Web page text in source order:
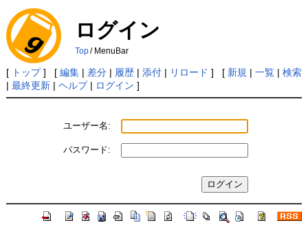
ログイン
Top/ MenuBar
[ トップ] [ 編集| 差分| 履歴| 添付| リロード ] [ 新規 | 一覧| 検索
| 最終更新| ヘルプ| ログイン ]
ユーザー名:
パスワード: